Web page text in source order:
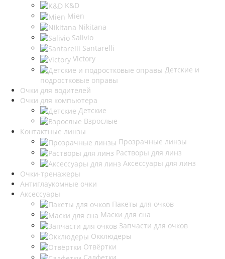
K&D
Mien
Nikitana
Salivio
Santarelli
Victory
Детские и
подростковые оправы
Очки для водителей
Очки для компьютера
Детские
Взрослые
Контактные линзы
Прозрачные линзы
Растворы для линз
Аксессуары для линз
Очки-тренажеры
Антиглаукомные очки
Аксессуары
Пакеты для очков
Маски для сна
Запчасти для очков
Окклюдеры
Отвёртки